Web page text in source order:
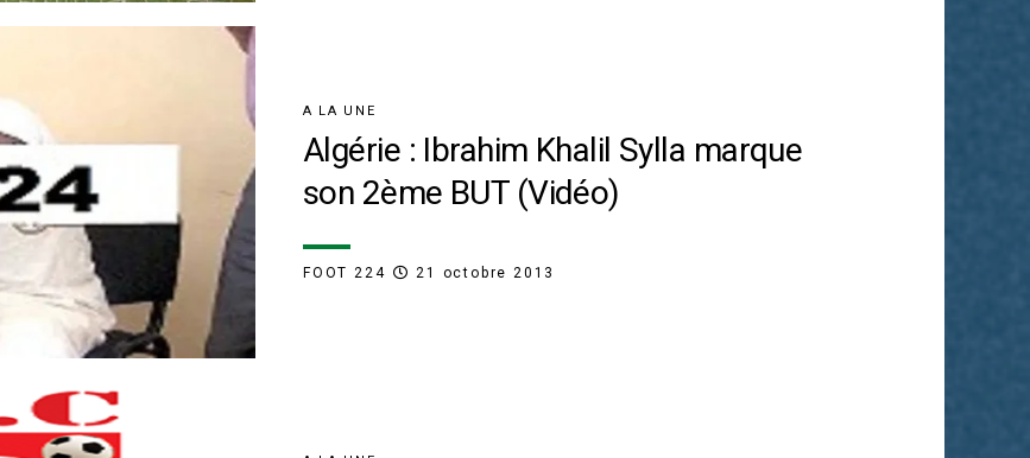
A LA UNE
Algérie : Ibrahim Khalil Sylla marque
son 2ème BUT (Vidéo)
FOOT 224 21 octobre 2013